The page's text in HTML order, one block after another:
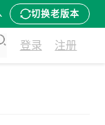
切换老版本
登录 注册